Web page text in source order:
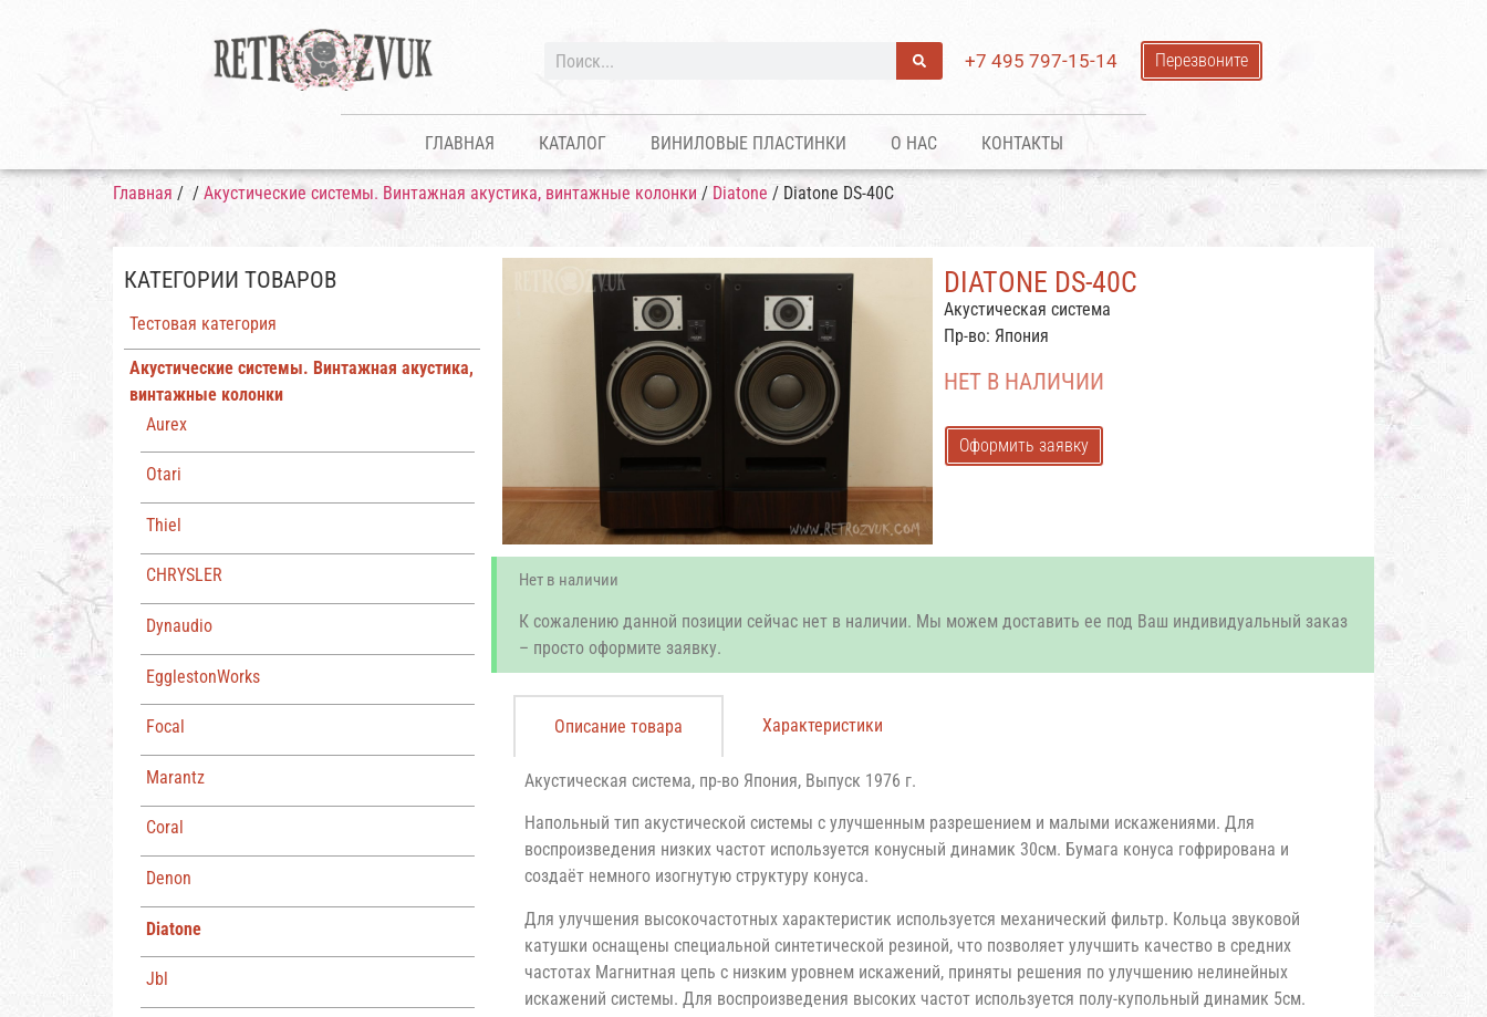
+7 495 797-15-14 Перезвоните
ГЛАВНАЯ КАТАЛОГ ВИНИЛОВЫЕ ПЛАСТИНКИ О НАС КОНТАКТЫ
Главная / / Акустические системы. Винтажная акустика, винтажные колонки / Diatone / Diatone DS-40C
КАТЕГОРИИ ТОВАРОВ
Тестовая категория
Акустические системы. Винтажная акустика,
винтажные колонки
Aurex
Otari
Thiel
CHRYSLER
Dynaudio
EgglestonWorks
Focal
Marantz
Coral
Denon
Diatone
Jbl
DIATONE DS-40C
Акустическая система
Пр-во: Япония
НЕТ В НАЛИЧИИ
Оформить заявку
Нет в наличии
К сожалению данной позиции сейчас нет в наличии. Мы можем доставить ее под Ваш индивидуальный заказ
– просто оформите заявку.
Описание товара Характеристики
Акустическая система, пр-во Япония, Выпуск 1976 г.
Напольный тип акустической системы с улучшенным разрешением и малыми искажениями. Для
воспроизведения низких частот используется конусный динамик 30см. Бумага конуса гофрирована и
создаёт немного изогнутую структуру конуса.
Для улучшения высокочастотных характеристик используется механический фильтр. Кольца звуковой
катушки оснащены специальной синтетической резиной, что позволяет улучшить качество в средних
частотах Магнитная цепь с низким уровнем искажений, приняты решения по улучшению нелинейных
искажений системы. Для воспроизведения высоких частот используется полу-купольный динамик 5см.